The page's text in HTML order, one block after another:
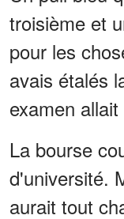
troisième et
pour les
avais étalés
examen
La bourse
d'université.
aurait tout